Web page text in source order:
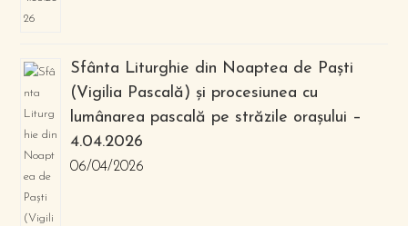
Sfânta Liturghie din Noaptea de Paști
(Vigilia Pascală) și procesiunea cu
lumânarea pascală pe străzile orașului –
4.04.2026
06/04/2026